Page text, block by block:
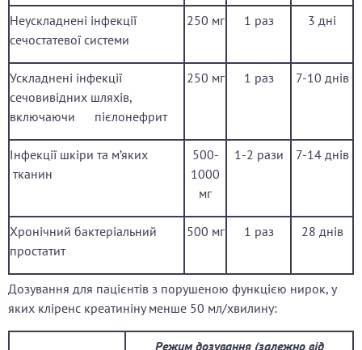
Неускладнені інфекції
сечостатевої системи
250 мг 1 раз 3 дні
Ускладнені інфекції
сечовивідних шляхів,
включаючи пієлонефрит
250 мг 1 раз 7-10 днів
Інфекції шкіри та м’яких
тканин
500-
1000
мг
1-2 рази 7-14 днів
Хронічний бактеріальний
простатит
500 мг 1 раз 28 днів
Дозування для пацієнтів з порушеною функцією нирок, у
яких кліренс креатиніну менше 50 мл/хвилину:
Режим дозування (залежно від